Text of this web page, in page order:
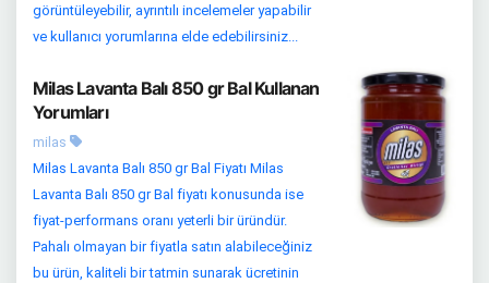
görüntüleyebilir, ayrıntılı incelemeler yapabilir
ve kullanıcı yorumlarına elde edebilirsiniz...
Milas Lavanta Balı 850 gr Bal Kullanan
Yorumları
milas
Milas Lavanta Balı 850 gr Bal Fiyatı Milas
Lavanta Balı 850 gr Bal fiyatı konusunda ise
fiyat-performans oranı yeterli bir üründür.
Pahalı olmayan bir fiyatla satın alabileceğiniz
bu ürün, kaliteli bir tatmin sunarak ücretinin